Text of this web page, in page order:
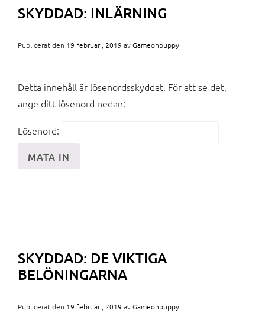
SKYDDAD: INLÄRNING
Publicerat den 19 februari, 2019 avGameonpuppy
Detta innehåll är lösenordsskyddat. För att se det,
ange ditt lösenord nedan:
Lösenord:
SKYDDAD: DE VIKTIGA
BELÖNINGARNA
Publicerat den 19 februari, 2019 avGameonpuppy